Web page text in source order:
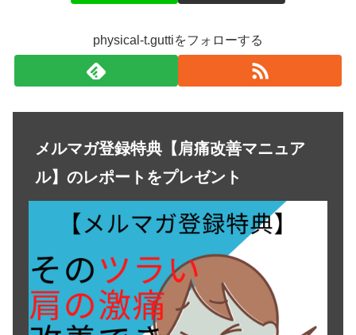
physical-t.guttiをフォローする
メルマガ登録特典【肩痛改善マニュア
ル】のレポートをプレゼント